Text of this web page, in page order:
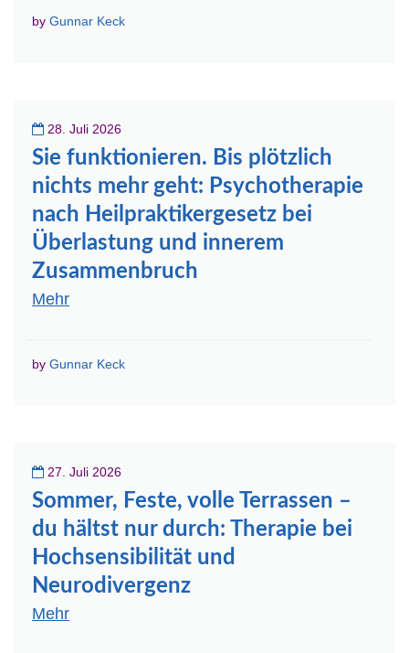
by Gunnar Keck
28. Juli 2026
Sie funktionieren. Bis plötzlich
nichts mehr geht: Psychotherapie
nach Heilpraktikergesetz bei
Überlastung und innerem
Zusammenbruch
Mehr
by Gunnar Keck
27. Juli 2026
Sommer, Feste, volle Terrassen –
du hältst nur durch: Therapie bei
Hochsensibilität und
Neurodivergenz
Mehr